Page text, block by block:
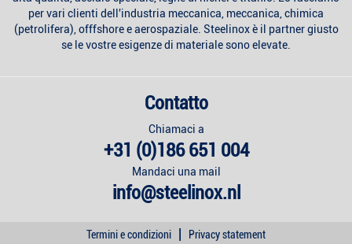
per vari clienti dell'industria meccanica, meccanica, chimica
(petrolifera), offfshore e aerospaziale. Steelinox è il partner giusto
se le vostre esigenze di materiale sono elevate.
Contatto
Chiamaci a
+31 (0)186 651 004
Mandaci una mail
info@steelinox.nl
Termini e condizioni | Privacy statement